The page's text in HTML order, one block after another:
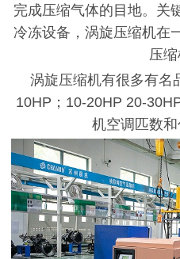
完成压缩气体的目地。关
冷冻设备，涡旋压缩机在
压缩
涡旋压缩机有很多有名
10HP；10-20HP 20-
机空调匹数和